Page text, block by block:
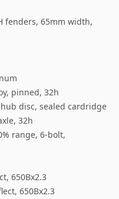
fenders, 65mm width,
pinned, 32h
disc, sealed cardridge
32h
range, 6-bolt,
650Bx2.3
650Bx2.3